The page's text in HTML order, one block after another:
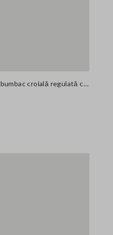
Cardigan maro din amestec de bumbac croială regulată cu buzunare